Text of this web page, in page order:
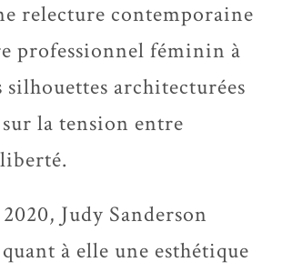
relecture contemporaine
professionnel féminin à
silhouettes architecturées
la tension entre
Judy Sanderson
à elle une esthétique